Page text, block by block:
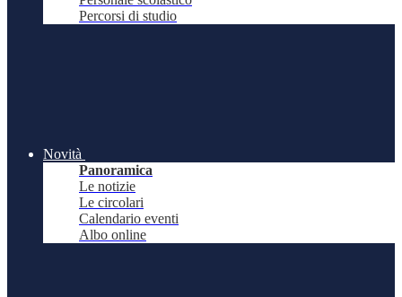
Percorsi di studio
Novità
Panoramica
Le notizie
Le circolari
Calendario eventi
Albo online